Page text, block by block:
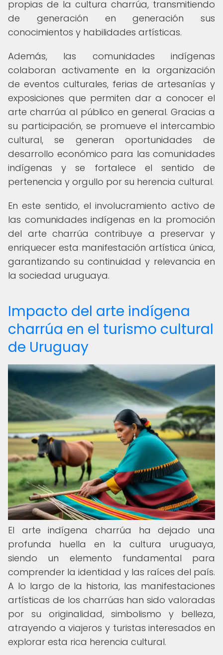
propias de la cultura charrúa, transmitiendo
de generación en generación sus
conocimientos y habilidades artísticas.
Además, las comunidades indígenas
colaboran activamente en la organización
de eventos culturales, ferias de artesanías y
exposiciones que permiten dar a conocer el
arte charrúa al público en general. Gracias a
su participación, se promueve el intercambio
cultural, se generan oportunidades de
desarrollo económico para las comunidades
indígenas y se fortalece el sentido de
pertenencia y orgullo por su herencia cultural.
En este sentido, el involucramiento activo de
las comunidades indígenas en la promoción
del arte charrúa contribuye a preservar y
enriquecer esta manifestación artística única,
garantizando su continuidad y relevancia en
la sociedad uruguaya.
Impacto del arte indígena
charrúa en el turismo cultural
de Uruguay
El arte indígena charrúa ha dejado una
profunda huella en la cultura uruguaya,
siendo un elemento fundamental para
comprender la identidad y las raíces del país.
A lo largo de la historia, las manifestaciones
artísticas de los charrúas han sido valoradas
por su originalidad, simbolismo y belleza,
atrayendo a viajeros y turistas interesados en
explorar esta rica herencia cultural.